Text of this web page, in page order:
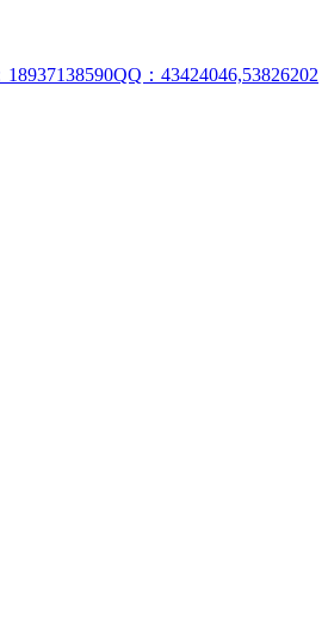
：43424046,53826202